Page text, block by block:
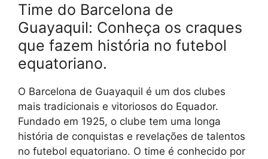
Time do Barcelona de
Guayaquil: Conheça os craques
que fazem história no futebol
equatoriano.
O Barcelona de Guayaquil é um dos clubes
mais tradicionais e vitoriosos do Equador.
Fundado em 1925, o clube tem uma longa
história de conquistas e revelações de talentos
no futebol equatoriano. O time é conhecido por